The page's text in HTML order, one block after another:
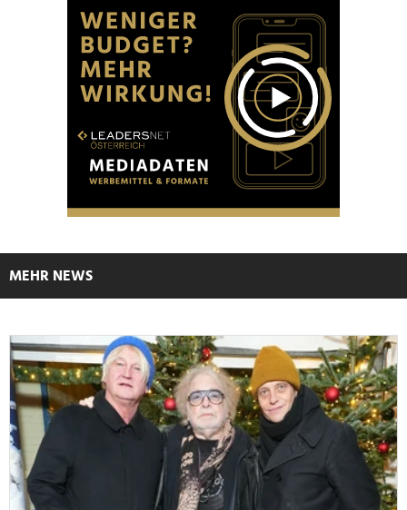
MEHR NEWS